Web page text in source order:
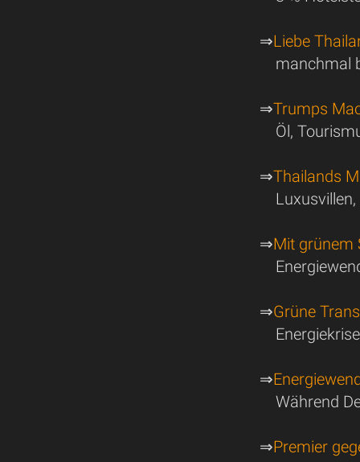
⇒Liebe
manchmal
⇒Trumps
Öl,
⇒Thailands
⇒Mit grünem
⇒Grüne
⇒
Während
⇒Premier